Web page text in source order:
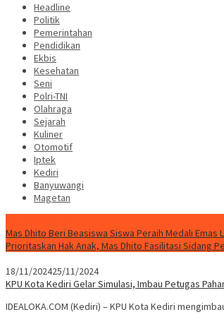
Headline
Politik
Pemerintahan
Pendidikan
Ekbis
Kesehatan
Seni
Polri-TNI
Olahraga
Sejarah
Kuliner
Otomotif
Iptek
Kediri
Banyuwangi
Magetan
Mas Dhito Beri Beasiswa Siswa Peraih Medali Emas
Prioritaskan Hak Anak, Mas Dhito Fasilitasi Sidang
18/11/202425/11/2024
KPU Kota Kediri Gelar Simulasi, Imbau Petugas
IDEALOKA.COM (Kediri) – KPU Kota Kediri